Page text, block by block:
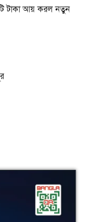
টাকা আয় করল নতুন